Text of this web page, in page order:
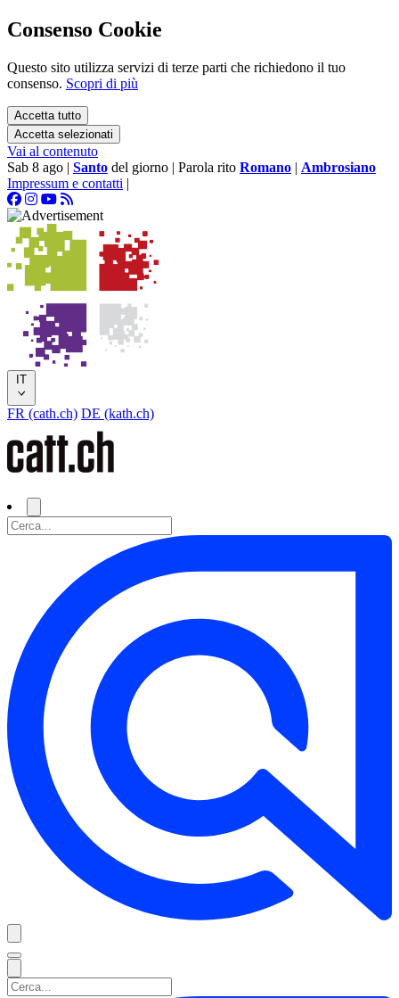
Consenso Cookie
Questo sito utilizza servizi di terze parti che richiedono il tuo
consenso. Scopri di più
Accetta tutto
Accetta selezionati
Vai al contenuto
Sab 8 ago | Santo del giorno | Parola rito Romano | Ambrosiano
Impressum e contatti |
IT
FR (cath.ch) DE (kath.ch)